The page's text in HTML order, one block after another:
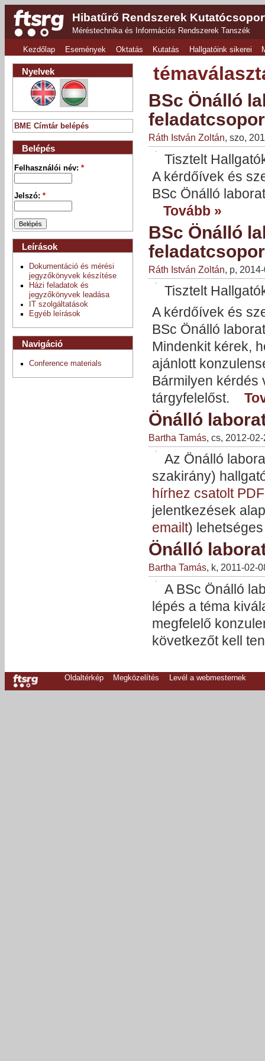
Hibatűrő Rendszerek
Méréstechnika és Információs Rendszerek Tanszék
Kezdőlap Események Oktatás Kutatás Hallgatóink sikerei
BSc Önálló
Ráth István Zoltán, szo,
Tisztelt
A kérdőívek és
BSc Önálló
Tovább »
BSc Önálló
Ráth István Zoltán, p,
Tisztelt
A kérdőívek és
BSc Önálló
Mindenkit kérek,
ajánlott
Bármilyen kérdés
tárgyfelelőst.
Önálló
Bartha Tamás, cs, 2012-
Az Önálló
szakirány)
hírhez csatolt
jelentkezések
emailt)
Önálló
Bartha Tamás, k, 2011-02-
A BSc Önálló
lépés a téma
megfelelő
következőt kell
Nyelvek
BME Címtár belépés
Belépés
Felhasználói név:*
Jelszó:*
Leírások
Dokumentáció és mérési
jegyzőkönyvek készítése
Házi feladatok és
jegyzőkönyvek leadása
IT szolgáltatások
Egyéb leírások
Navigáció
Conference materials
Oldaltérkép Megközelítés Levél a webmesternek